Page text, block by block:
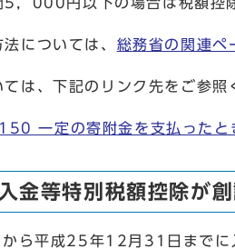
については、 総務省の関連ペ
ては、下記のリンク先をご参照
一定の寄附金を支払ったと
金等特別税額控除が創
平成25年12月31日までに入